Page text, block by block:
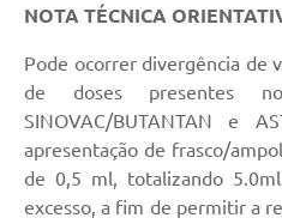
NOTA TÉCNICA
Pode ocorrer divergência de
de doses presentes
SINOVAC/BUTANTAN e
apresentação de frasco/
de 0,5 ml, totalizando
excesso, a fim de permitir a